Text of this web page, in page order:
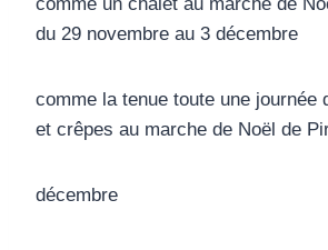
du 29 novembre au 3 décembre
comme la tenue toute une journée
et crêpes au marche de Noël de
décembre